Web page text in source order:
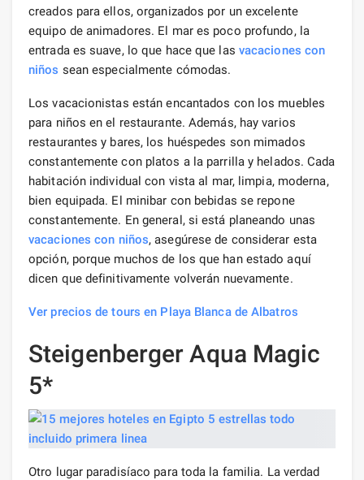
creados para ellos, organizados por un excelente
equipo de animadores. El mar es poco profundo, la
entrada es suave, lo que hace que las vacaciones con
niños sean especialmente cómodas.
Los vacacionistas están encantados con los muebles
para niños en el restaurante. Además, hay varios
restaurantes y bares, los huéspedes son mimados
constantemente con platos a la parrilla y helados. Cada
habitación individual con vista al mar, limpia, moderna,
bien equipada. El minibar con bebidas se repone
constantemente. En general, si está planeando unas
vacaciones con niños, asegúrese de considerar esta
opción, porque muchos de los que han estado aquí
dicen que definitivamente volverán nuevamente.
Ver precios de tours en Playa Blanca de Albatros
Steigenberger Aqua Magic
5*
Otro lugar paradisíaco para toda la familia. La verdad